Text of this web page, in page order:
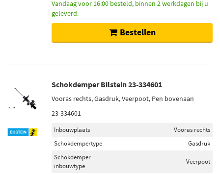
Vandaag voor 16:00 besteld, binnen 2 werkdagen bij u
geleverd.
Bestellen
Schokdemper Bilstein 23-334601
Vooras rechts, Gasdruk, Veerpoot, Pen bovenaan
23-334601
Inbouwplaats
Vooras rechts
Schokdempertype
Gasdruk
Schokdemper
inbouwtype
Veerpoot